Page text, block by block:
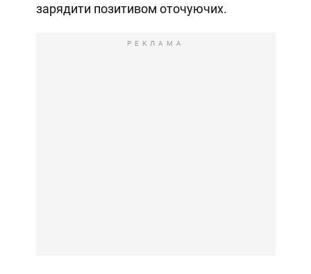
зарядити позитивом оточуючих.
РЕКЛАМА